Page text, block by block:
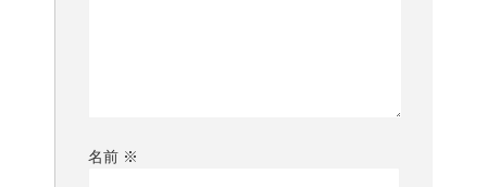
名前 ※